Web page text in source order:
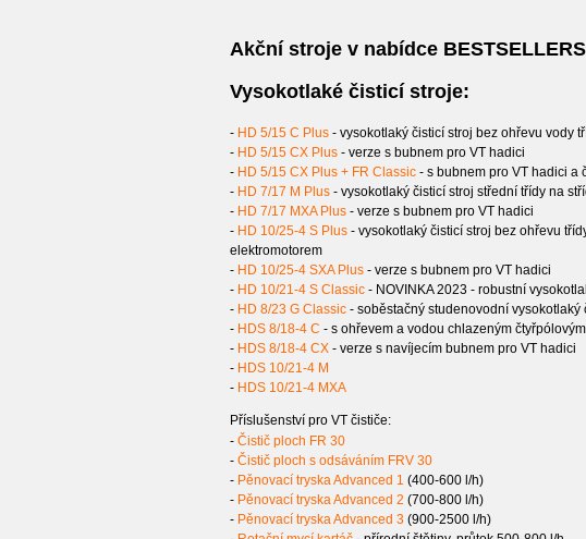
Akční stroje v nabídce
Vysokotlaké čisticí stroje:
- HD 5/15 C Plus - vysokotlaký čisticí stroj bez ohřevu vody
- HD 5/15 CX Plus- verze s bubnem pro VT hadici
- HD 5/15 CX Plus + FR Classic- s bubnem pro VT hadici a
- HD 7/17 M Plus- vysokotlaký čisticí stroj střední třídy na
- HD 7/17 MXA Plus- verze s bubnem pro VT hadici
- HD 10/25-4 S Plus- vysokotlaký čisticí stroj bez ohřevu
elektromotorem
- HD 10/25-4 SXA Plus- verze s bubnem pro VT hadici
- HD 10/21-4 S Classic- NOVINKA 2023 - robustní
- HD 8/23 G Classic- soběstačný studenovodní vysokotlaký
- HDS 8/18-4 C - s ohřevem a vodou chlazeným
- HDS 8/18-4 CX- verze s navíjecím bubnem pro VT hadici
- HDS 10/21-4 M
- HDS 10/21-4 MXA
Příslušenství pro VT čističe:
- Čistič ploch FR 30
- Čistič ploch s odsáváním FRV 30
- Pěnovací tryska Advanced 1 (400-600 l/h)
- Pěnovací tryska Advanced 2 (700-800 l/h)
- Pěnovací tryska Advanced 3 (900-2500 l/h)